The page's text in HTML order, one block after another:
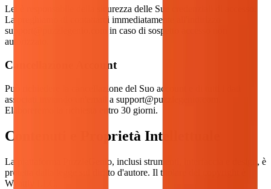
Lei è responsabile della sicurezza delle Sue credenziali di accesso.
La preghiamo di contattarci immediatamente all'indirizzo
support@puzzlegenio.com
in caso di sospetto accesso non
autorizzato.
Cancellazione Account
Può richiedere la cancellazione del Suo account e di tutti i dati
associati inviando un'email a support@puzzlegenio.com
Elaboreremo la richiesta entro 30 giorni.
Contenuti e Proprietà Intellettuale
La piattaforma PuzzleGenio, inclusi strumenti, interfaccia e design, è
protetta dalla legge sul diritto d'autore. Il titolare del copyright è
Wyattly LLC.